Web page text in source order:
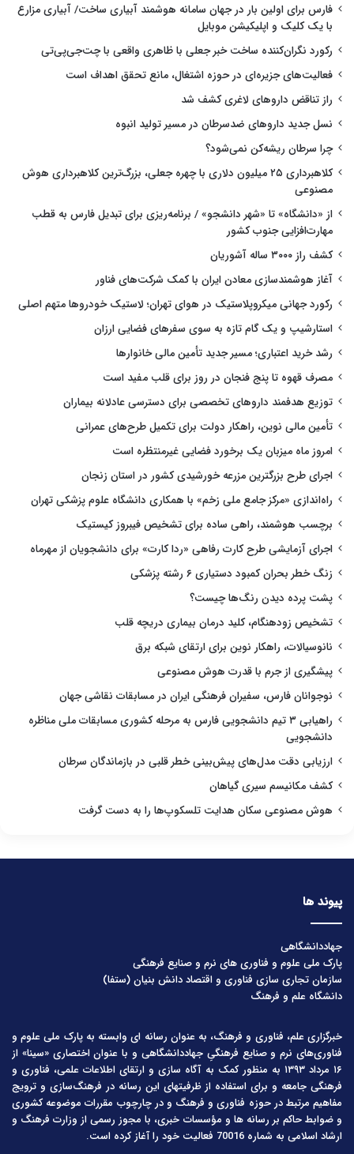
فارس برای اولین بار در جهان سامانه هوشمند آبیاری ساخت/ آبیاری مزارع
با یک کلیک و اپلیکیشن موبایل
رکورد نگران‌کننده ساخت خبر جعلی با ظاهری واقعی با چت‌جی‌پی‌تی
فعالیت‌های جزیره‌ای در حوزه اشتغال، مانع تحقق اهداف است
راز تناقض داروهای لاغری کشف شد
نسل جدید داروهای ضدسرطان در مسیر تولید انبوه
چرا سرطان ریشه‌کن نمی‌شود؟
کلاهبرداری ۲۵ میلیون دلاری با چهره جعلی، بزرگ‌ترین کلاهبرداری هوش
مصنوعی
از «دانشگاه» تا «شهر دانشجو» / برنامه‌ریزی برای تبدیل فارس به قطب
مهارت‌افزایی جنوب کشور
کشف راز ۳۰۰۰ ساله آشوریان
آغاز هوشمندسازی معادن ایران با کمک شرکت‌های فناور
رکورد جهانی میکروپلاستیک در هوای تهران؛ لاستیک خودروها متهم اصلی
استارشیپ و یک گام تازه به سوی سفرهای فضایی ارزان
رشد خرید اعتباری؛ مسیر جدید تأمین مالی خانوارها
مصرف قهوه تا پنج فنجان در روز برای قلب مفید است
توزیع هدفمند داروهای تخصصی برای دسترسی عادلانه بیماران
تأمین مالی نوین، راهکار دولت برای تکمیل طرح‌های عمرانی
امروز ماه میزبان یک برخورد فضایی غیرمنتظره است
اجرای طرح بزرگترین مزرعه خورشیدی کشور در استان زنجان
راه‌اندازی «مرکز جامع ملی زخم» با همکاری دانشگاه علوم پزشکی تهران
برچسب هوشمند، راهی ساده برای تشخیص فیبروز کیستیک
اجرای آزمایشی طرح کارت رفاهی «ردا کارت» برای دانشجویان از مهرماه
زنگ خطر بحران کمبود دستیاری ۶ رشته پزشکی
پشت پرده دیدن رنگ‌ها چیست؟
تشخیص زودهنگام، کلید درمان بیماری دریچه قلب
نانوسیالات، راهکار نوین برای ارتقای شبکه برق
پیشگیری از جرم با قدرت هوش مصنوعی
نوجوانان فارس، سفیران فرهنگی ایران در مسابقات نقاشی جهان
راهیابی ۳ تیم دانشجویی فارس به مرحله کشوری مسابقات ملی مناظره
دانشجویی
ارزیابی دقت مدل‌های پیش‌بینی خطر قلبی در بازماندگان سرطان
کشف مکانیسم سیری گیاهان
هوش مصنوعی سکان هدایت تلسکوپ‌ها را به دست گرفت
پیوند ها
جهاددانشگاهی
پارک ملی علوم و فناوری های نرم و صنایع فرهنگی
سازمان تجاری سازی فناوری و اقتصاد دانش بنیان (ستفا)
دانشگاه علم و فرهنگ
خبرگزاری علم، فناوری و فرهنگ، به عنوان رسانه ای وابسته به پارک ملی علوم و
فناوری‌های نرم و صنایع فرهنگیِ جهاددانشگاهی و با عنوان اختصاری «سینا» از
۱۶ مرداد ۱۳۹۳ به منظور کمک به آگاه سازی و ارتقای اطلاعات علمی، فناوری و
فرهنگی جامعه و برای استفاده از ظرفیتهای این رسانه در فرهنگ‌سازی و ترویج
مفاهیم مرتبط در حوزه فناوری و فرهنگ و در چارچوب مقررات موضوعه کشوری
و ضوابط حاکم بر رسانه ها و مؤسسات خبری، با مجوز رسمی از وزارت فرهنگ و
ارشاد اسلامی به شماره 70016 فعالیت خود را آغاز کرده است.